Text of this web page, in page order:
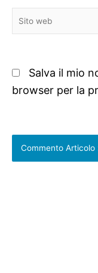
Sito
web
Salva il mio
browser per la